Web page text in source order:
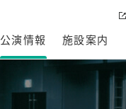
公演情報 施設案内